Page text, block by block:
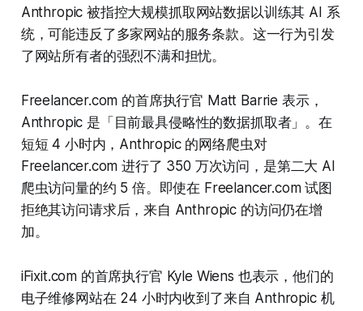
Anthropic 被指控大规模抓取网站数据以训练其 AI 系
统，可能违反了多家网站的服务条款。这一行为引发
了网站所有者的强烈不满和担忧。
Freelancer.com 的首席执行官 Matt Barrie 表示，
Anthropic 是「目前最具侵略性的数据抓取者」。在
短短 4 小时内，Anthropic 的网络爬虫对
Freelancer.com 进行了 350 万次访问，是第二大 AI
爬虫访问量的约 5 倍。即使在 Freelancer.com 试图
拒绝其访问请求后，来自 Anthropic 的访问仍在增
加。
iFixit.com 的首席执行官 Kyle Wiens 也表示，他们的
电子维修网站在 24 小时内收到了来自 Anthropic 机